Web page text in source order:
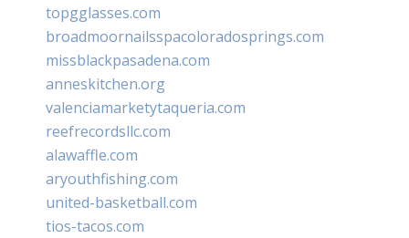
topgglasses.com
broadmoornailsspacoloradosprings.com
missblackpasadena.com
anneskitchen.org
valenciamarketytaqueria.com
reefrecordsllc.com
alawaffle.com
aryouthfishing.com
united-basketball.com
tios-tacos.com